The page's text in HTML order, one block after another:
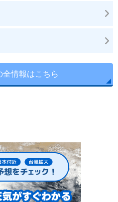
全情報はこちら